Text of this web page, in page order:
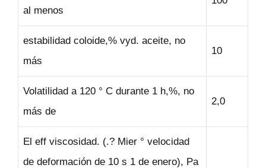
al menos
estabilidad coloide,% vyd. aceite, no
más
10
Volatilidad a 120 ° C durante 1 h,%, no
más de
2,0
El eff viscosidad. (.? Mier ° velocidad
de deformación de 10 s 1 de enero), Pa